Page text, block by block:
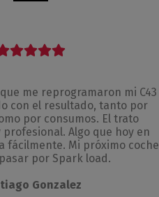
me reprogramaron mi C43
con el resultado, tanto por
por consumos. El trato
Algo que hoy en
fácilmente. Mi próximo coche
por Spark load.
Gonzalez